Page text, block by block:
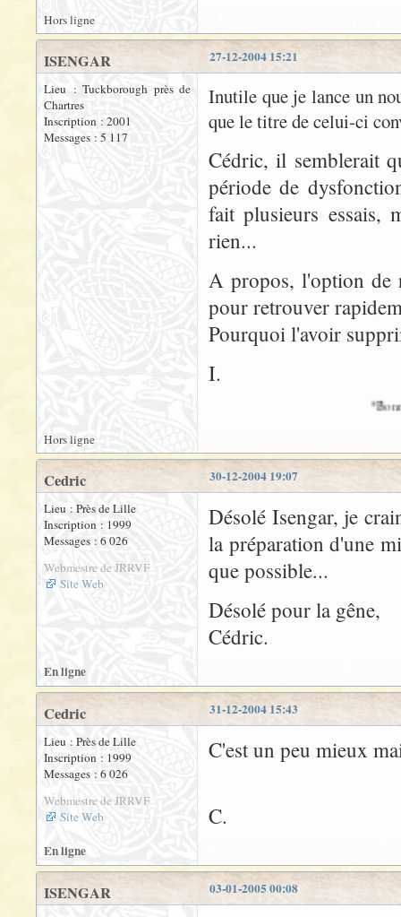
Hors ligne
27-12-2004 15:21
ISENGAR
Lieu : Tuckborough près de
Chartres
Inscription : 2001
Messages : 5 117
Inutile que je lance un
que le titre de celui-ci
Cédric, il semblerait
période de
fait plusieurs essais,
rien...
A propos, l'option de
pour retrouver
Pourquoi l'avoir
I.
*Bonnes fêtes à
Hors ligne
30-12-2004 19:07
Cedric
Lieu : Près de Lille
Inscription : 1999
Messages : 6 026
Webmestre de JRRVF
Site Web
Désolé Isengar, je
la préparation d'une
que possible...
Désolé pour la gêne,
Cédric.
En ligne
31-12-2004 15:43
Cedric
Lieu : Près de Lille
Inscription : 1999
Messages : 6 026
Webmestre de JRRVF
Site Web
C'est un peu mieux
C.
En ligne
03-01-2005 00:08
ISENGAR